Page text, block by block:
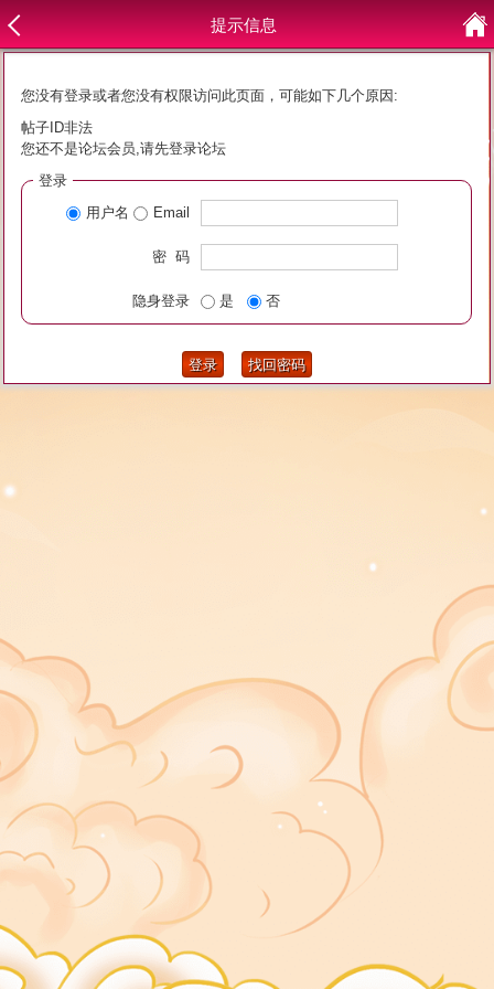
提示信息
您没有登录或者您没有权限访问此页面，可能如下几个原因:
帖子ID非法
您还不是论坛会员,请先登录论坛
登录
用户名
Email
密 码
隐身登录 是 否